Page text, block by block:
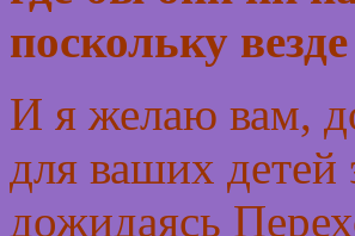
поскольку
И я желаю вам,
для ваших детей
дожидаясь